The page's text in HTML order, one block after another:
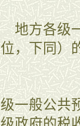
各级一
，下同）
般公共预